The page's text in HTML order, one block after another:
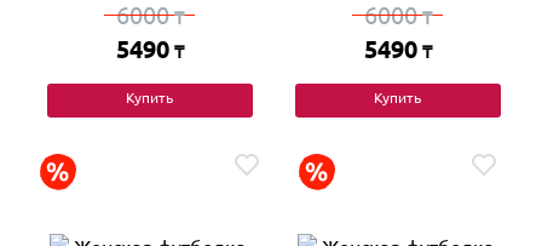
6000₸
5490 ₸
Купить
6000₸
5490 ₸
Купить